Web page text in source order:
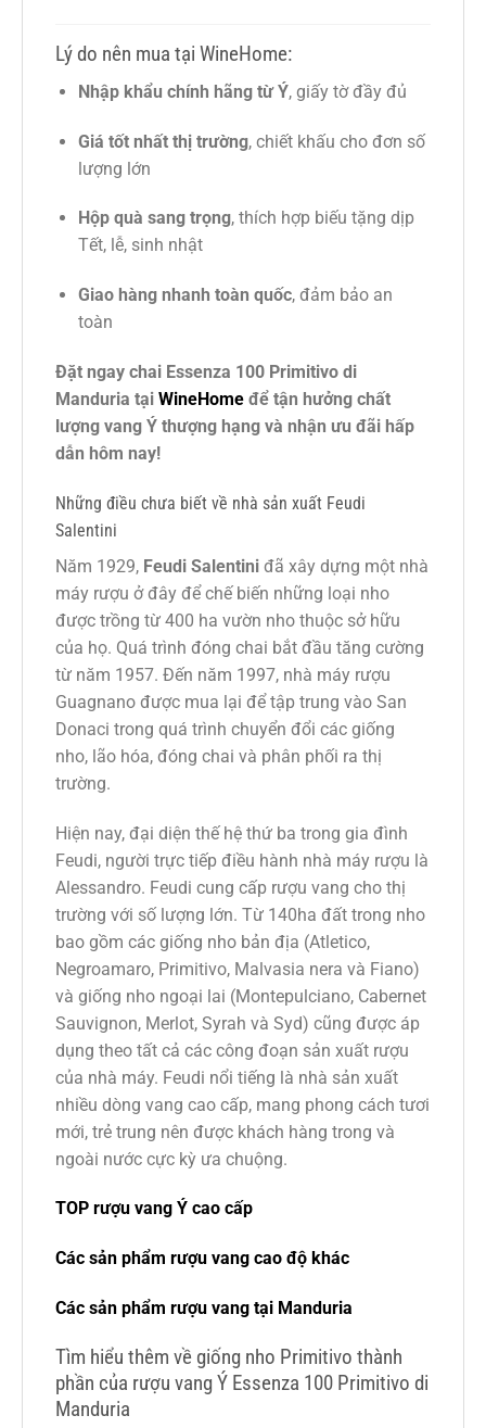
Lý do nên mua tại WineHome:
Nhập khẩu chính hãng từ Ý, giấy tờ đầy đủ
Giá tốt nhất thị trường, chiết khấu cho đơn số
lượng lớn
Hộp quà sang trọng, thích hợp biếu tặng dịp
Tết, lễ, sinh nhật
Giao hàng nhanh toàn quốc, đảm bảo an
toàn
Đặt ngay chai Essenza 100 Primitivo di
Manduria tại WineHome để tận hưởng chất
lượng vang Ý thượng hạng và nhận ưu đãi hấp
dẫn hôm nay!
Những điều chưa biết về nhà sản xuất Feudi
Salentini
Năm 1929, Feudi Salentini đã xây dựng một nhà
máy rượu ở đây để chế biến những loại nho
được trồng từ 400 ha vườn nho thuộc sở hữu
của họ. Quá trình đóng chai bắt đầu tăng cường
từ năm 1957. Đến năm 1997, nhà máy rượu
Guagnano được mua lại để tập trung vào San
Donaci trong quá trình chuyển đổi các giống
nho, lão hóa, đóng chai và phân phối ra thị
trường.
Hiện nay, đại diện thế hệ thứ ba trong gia đình
Feudi, người trực tiếp điều hành nhà máy rượu là
Alessandro. Feudi cung cấp rượu vang cho thị
trường với số lượng lớn. Từ 140ha đất trong nho
bao gồm các giống nho bản địa (Atletico,
Negroamaro, Primitivo, Malvasia nera và Fiano)
và giống nho ngoại lai (Montepulciano, Cabernet
Sauvignon, Merlot, Syrah và Syd) cũng được áp
dụng theo tất cả các công đoạn sản xuất rượu
của nhà máy. Feudi nổi tiếng là nhà sản xuất
nhiều dòng vang cao cấp, mang phong cách tươi
mới, trẻ trung nên được khách hàng trong và
ngoài nước cực kỳ ưa chuộng.
TOP rượu vang Ý cao cấp
Các sản phẩm rượu vang cao độ khác
Các sản phẩm rượu vang tại Manduria
Tìm hiểu thêm về giống nho Primitivo thành
phần của rượu vang Ý Essenza 100 Primitivo di
Manduria